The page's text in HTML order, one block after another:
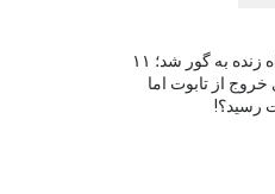
زن برزیلی که به اشتباه زنده به گور شد؛ ۱۱
خروج از تابوت اما
رسید؟!